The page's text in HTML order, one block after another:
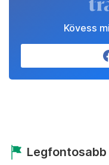
Kövess
Legfontosabb